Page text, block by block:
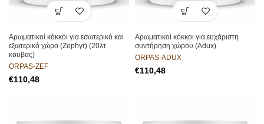
Αρωματικοί κόκκοι για εσωτερικό και
εξωτερικό χώρο (Zephyr) (20λτ
κουβας)
ORPAS-ZEF
€
Αρωματικοί κόκκοι για ευχάριστη
συντήρηση χώρου (Adux)
ORPAS-ADUX
€